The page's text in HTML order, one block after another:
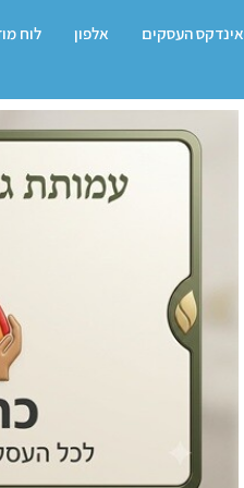
אינדקס העסקים אלפון לוח